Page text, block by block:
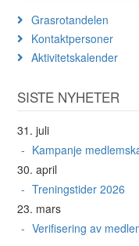
Grasrotandelen
Kontaktpersoner
Aktivitetskalender
SISTE NYHETER
31. juli
Kampanje
30. april
Treningstider 2026
23. mars
Verifisering av